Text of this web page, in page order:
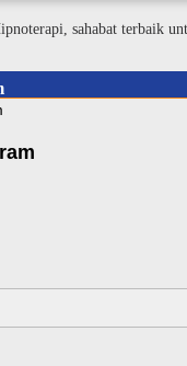
sahabat terbaik